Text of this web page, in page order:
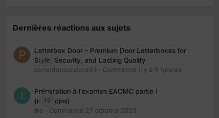
Dernières réactions aux sujets
0
Letterbox Door – Premium Door Letterboxes for
Style, Security, and Lasting Quality
periodhousestore93 · Commencé il y a 9 heures
19
Préparation à l'examen EACMC partie I
(médecins)
Ino · Commencé 27 octobre 2023